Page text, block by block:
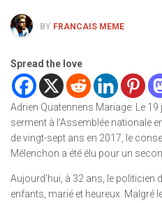
BY FRANCAIS MEME
Spread the love
Adrien Quatennens Mariage: Le
serment à l’Assemblée nationale
de vingt-sept ans en 2017, le
Mélenchon a été élu pour un
Aujourd’hui, à 32 ans, le politicien
enfants, marié et heureux. Malgré